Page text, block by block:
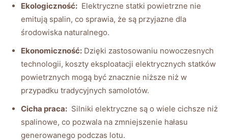
Ekologiczność: ‌ Elektryczne statki‌ powietrzne nie
emitują spalin, co sprawia, że ⁢są przyjazne dla
środowiska naturalnego.
Ekonomiczność: ⁤Dzięki zastosowaniu ⁣nowoczesnych
technologii, koszty⁤ eksploatacji⁤ elektrycznych statków⁢
powietrznych mogą być znacznie niższe niż w⁢
przypadku tradycyjnych samolotów.
Cicha praca: ‌ Silniki​ elektryczne są o ⁣wiele cichsze niż
spalinowe, co pozwala na zmniejszenie hałasu
generowanego‍ podczas lotu.